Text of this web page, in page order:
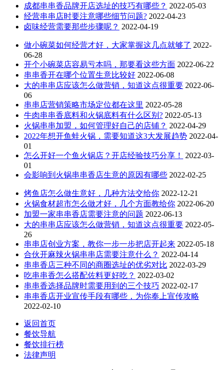
成都串串香品牌开店选址的技巧有哪些？ 2022-05-03
经营串串店时要注意哪些细节问题? 2022-04-23
卤味经营需要那些步骤呢？ 2022-04-19
做小碗菜如何经营才好，大家掌握这几点就够了 2022-
06-28
开个小碗菜店容易亏本吗，那要看这些方面 2022-06-22
串串香开在哪个位置生意比较好 2022-06-08
大的串串店应该怎么做营销，知道这点很重要 2022-06-
06
串串店营销策略市场定位都在这里 2022-05-28
牛肉串串香底料和火锅底料有什么区别? 2022-05-13
火锅串串加盟，如何管理好自己的店铺？ 2022-04-29
2022年想开鱼蛙火锅，需要知道这3大发展趋势 2022-04-
01
怎么开好一个鱼火锅店？开店经验技巧分享！
2022-03-
01
会影响到火锅串串香店生意的原因有哪些 2022-02-25
烤鱼店怎么做生意好，几种方法交给你 2022-12-21
火锅食材超市怎么做才好，几个方面教给你 2022-06-20
加盟一家串串香店需要注意的问题 2022-06-13
大的串串店应该怎么做营销，知道这点很重要 2022-05-
26
串串店创业方案，教你一步一步把店开起来 2022-05-18
合伙开麻辣火锅串串店需要注意什么？ 2022-04-14
串串香店三种不同的商圈选址的优劣对比 2022-03-29
吃串串香怎么搭配佐料更好吃？ 2022-03-02
串串香选择品牌时需要用到的三个技巧 2022-02-17
串串香店开业宣传手段有哪些，为你奉上宣传攻略
2022-02-10
返回首页
餐饮导航
餐饮排行榜
法律声明